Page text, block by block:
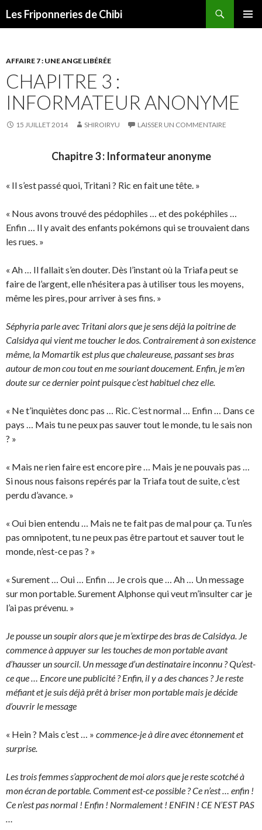
Les Friponneries de Chibi
AFFAIRE 7 : UNE ANGE LIBÉRÉE
CHAPITRE 3 :
INFORMATEUR ANONYME
15 JUILLET 2014 SHIROIRYU LAISSER UN COMMENTAIRE
Chapitre 3 : Informateur anonyme
« Il s’est passé quoi, Tritani ? Ric en fait une tête. »
« Nous avons trouvé des pédophiles … et des poképhiles …
Enfin … Il y avait des enfants pokémons qui se trouvaient dans
les rues. »
« Ah … Il fallait s’en douter. Dès l’instant où la Triafa peut se
faire de l’argent, elle n’hésitera pas à utiliser tous les moyens,
même les pires, pour arriver à ses fins. »
Séphyria parle avec Tritani alors que je sens déjà la poitrine de
Calsidya qui vient me toucher le dos. Contrairement à son existence
même, la Momartik est plus que chaleureuse, passant ses bras
autour de mon cou tout en me souriant doucement. Enfin, je m’en
doute sur ce dernier point puisque c’est habituel chez elle.
« Ne t’inquiètes donc pas … Ric. C’est normal … Enfin … Dans ce
pays … Mais tu ne peux pas sauver tout le monde, tu le sais non
? »
« Mais ne rien faire est encore pire … Mais je ne pouvais pas …
Si nous nous faisons repérés par la Triafa tout de suite, c’est
perdu d’avance. »
« Oui bien entendu … Mais ne te fait pas de mal pour ça. Tu n’es
pas omnipotent, tu ne peux pas être partout et sauver tout le
monde, n’est-ce pas ? »
« Surement … Oui … Enfin … Je crois que … Ah … Un message
sur mon portable. Surement Alphonse qui veut m’insulter car je
l’ai pas prévenu. »
Je pousse un soupir alors que je m’extirpe des bras de Calsidya. Je
commence à appuyer sur les touches de mon portable avant
d’hausser un sourcil. Un message d’un destinataire inconnu ? Qu’est-
ce que … Encore une publicité ? Enfin, il y a des chances ? Je reste
méfiant et je suis déjà prêt à briser mon portable mais je décide
d’ouvrir le message
« Hein ? Mais c’est … » commence-je à dire avec étonnement et
surprise.
Les trois femmes s’approchent de moi alors que je reste scotché à
mon écran de portable. Comment est-ce possible ? Ce n’est … enfin !
Ce n’est pas normal ! Enfin ! Normalement ! ENFIN ! CE N’EST PAS
…